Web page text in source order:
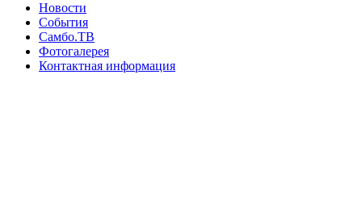
Новости
События
Самбо.ТВ
Фотогалерея
Контактная информация